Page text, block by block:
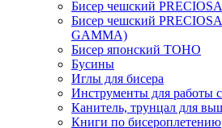
Бисер чешский
Бисер чешский
GAMMA)
Бисер японский TOHO
Бусины
Иглы для бисера
Инструменты для работы
Канитель, трунцал для
Книги по бисероплетению